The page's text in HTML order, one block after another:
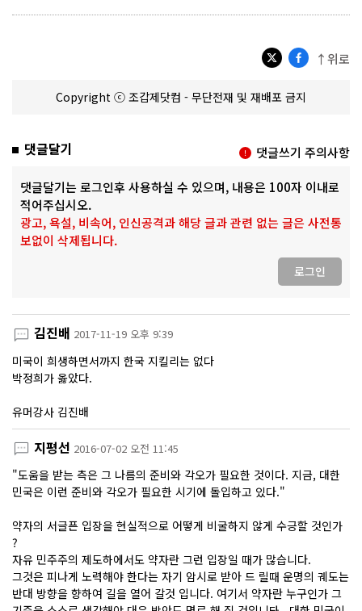
↑위로
Copyright ⓒ 조갑제닷컴 - 무단전재 및 재배포 금지
댓글달기 댓글쓰기 주의사항
댓글달기는 로그인후 사용하실 수 있으며, 내용은 100자 이내로
적어주십시오.
광고, 욕설, 비속어, 인신공격과 해당 글과 관련 없는 글은 사전통
보없이 삭제됩니다.
로그인
김진배 2017-11-19 오후 9:39
미국이 희생하면서까지 한국 지킬리는 없다
박정희가 옳았다.
유머강사 김진배
지평선 2016-07-02 오전 11:45
"도움을 받는 측은 그 나름의 준비와 각오가 필요한 것이다. 지금, 대한
민국은 이런 준비와 각오가 필요한 시기에 돌입하고 있다."
약자의 서글픈 입장을 현실적으로 어떻게 비굴하지 않게 수긍할 것인가
?
자유 민주주의 제도하에서도 약자란 그런 입장일 때가 많습니다.
그것은 피나게 노력해야 한다는 자기 암시로 받아 드 릴때 운명의 궤도는
반대 방향을 향하여 길을 열어 갈것 입니다. 여기서 약자란 누구인가 그